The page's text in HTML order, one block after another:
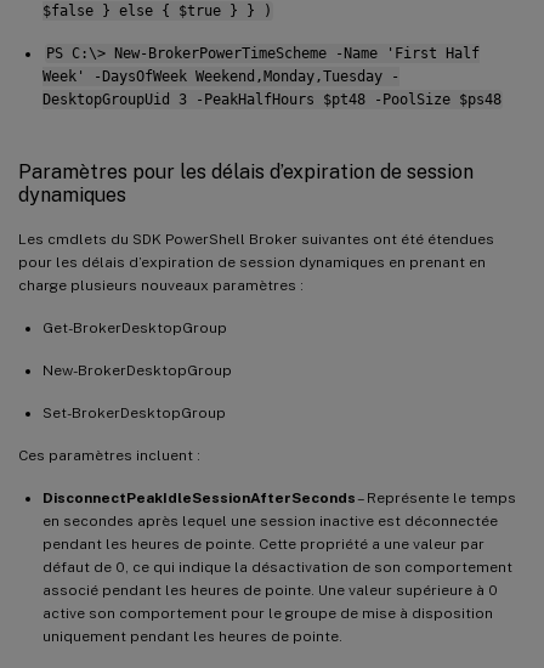
$false } else { $true } } )
PS C:\> New-BrokerPowerTimeScheme -Name 'First Half
Week' -DaysOfWeek Weekend,Monday,Tuesday -
DesktopGroupUid 3 -PeakHalfHours $pt48 -PoolSize $ps48
Paramètres pour les délais d’expiration de session
dynamiques
Les cmdlets du SDK PowerShell Broker suivantes ont été étendues
pour les délais d’expiration de session dynamiques en prenant en
charge plusieurs nouveaux paramètres :
Get-BrokerDesktopGroup
New-BrokerDesktopGroup
Set-BrokerDesktopGroup
Ces paramètres incluent :
DisconnectPeakIdleSessionAfterSeconds– Représente le temps
en secondes après lequel une session inactive est déconnectée
pendant les heures de pointe. Cette propriété a une valeur par
défaut de 0, ce qui indique la désactivation de son comportement
associé pendant les heures de pointe. Une valeur supérieure à 0
active son comportement pour le groupe de mise à disposition
uniquement pendant les heures de pointe.